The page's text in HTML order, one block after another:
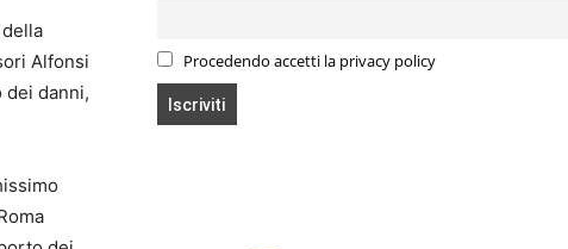
Alfonsi
dei danni,
Procedendo accetti la privacy policy